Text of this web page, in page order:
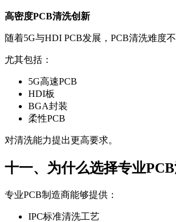
高密度PCB清洗创新
随着5G与HDI PCB发展，PCB清洗难度不
尤其包括：
5G高速PCB
HDI板
BGA封装
柔性PCB
对清洗能力提出更高要求。
十一、为什么选择专业
专业PCB制造商能够提供：
IPC标准清洗工艺